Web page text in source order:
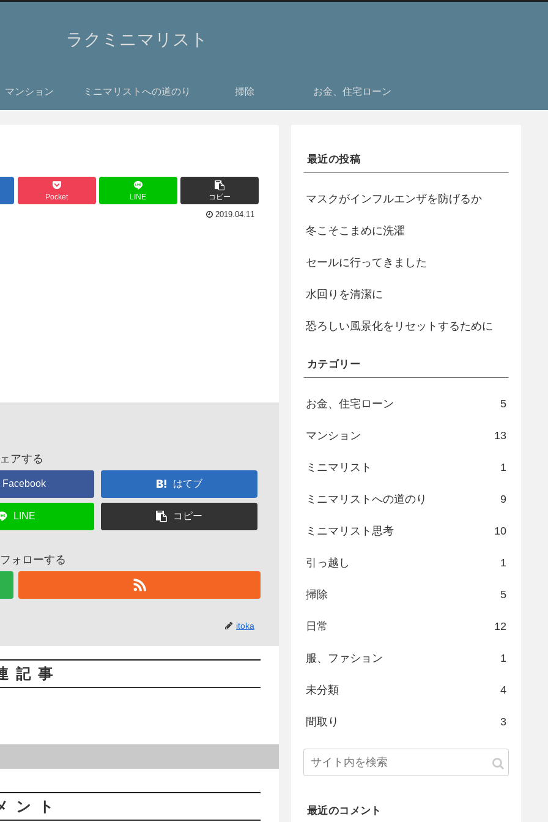
ラクミニマリスト
マンション ミニマリストへの道のり 掃除 お金、住宅ローン
Pocket LINE コピー
2019.04.11
アする
Facebook はてブ
LINE コピー
ォローする
itoka
記事
ント
最近の投稿
マスクがインフルエンザを防げるか
冬こそこまめに洗濯
セールに行ってきました
水回りを清潔に
恐ろしい風景化をリセットするために
カテゴリー
お金、住宅ローン 5
マンション 13
ミニマリスト 1
ミニマリストへの道のり 9
ミニマリスト思考 10
引っ越し 1
掃除 5
日常 12
服、ファション 1
未分類 4
間取り 3
最近のコメント